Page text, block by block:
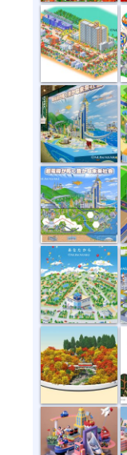
未来都市展示...
未来都市
街並イラスト2
盆景 秋
素型材センタ...